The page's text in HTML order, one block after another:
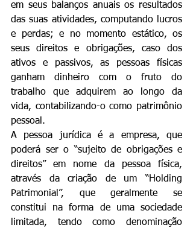
em seus balanços anuais os resultados
das suas atividades, computando lucros
e perdas; e no momento estático, os
seus direitos e obrigações, caso dos
ativos e passivos, as pessoas físicas
ganham dinheiro com o fruto do
trabalho que adquirem ao longo da
vida, contabilizando-o como patrimônio
pessoal.
A pessoa jurídica é a empresa, que
poderá ser o “sujeito de obrigações e
direitos” em nome da pessoa física,
através da criação de um “Holding
Patrimonial”, que geralmente se
constitui na forma de uma sociedade
limitada, tendo como denominação